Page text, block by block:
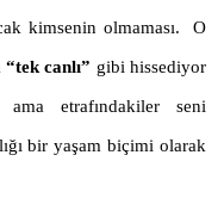
kimsenin olmaması. O
“tek canlı” gibi hissediyor
etrafındakiler seni
bir yaşam biçimi olarak